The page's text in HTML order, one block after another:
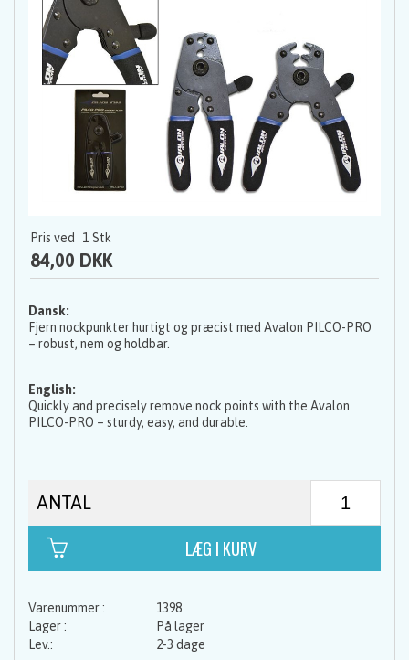
Pris ved 1 Stk
84,00 DKK
Dansk:
Fjern nockpunkter hurtigt og præcist med Avalon PILCO-PRO
– robust, nem og holdbar.
English:
Quickly and precisely remove nock points with the Avalon
PILCO-PRO – sturdy, easy, and durable.
ANTAL
1398
På lager
2-3 dage